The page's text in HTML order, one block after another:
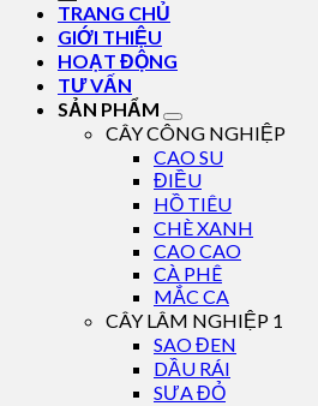
TRANG CHỦ
GIỚI THIỆU
HOẠT ĐỘNG
TƯ VẤN
SẢN PHẨM
CÂY CÔNG NGHIỆP
CAO SU
ĐIỀU
HỒ TIÊU
CHÈ XANH
CAO CAO
CÀ PHÊ
MẮC CA
CÂY LÂM NGHIỆP 1
SAO ĐEN
DẦU RÁI
SƯA ĐỎ